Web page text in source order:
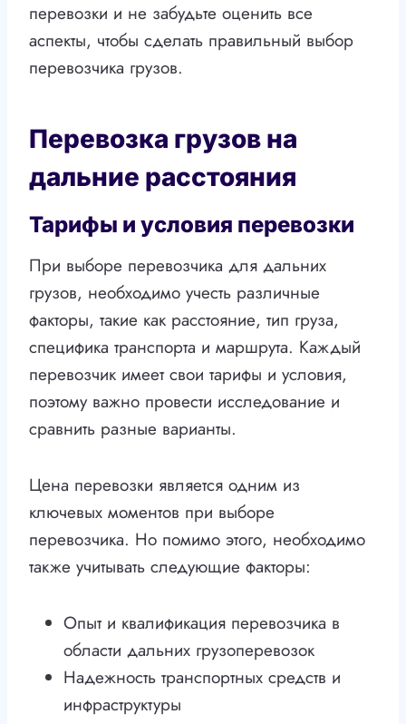
перевозки и не забудьте оценить все
аспекты, чтобы сделать правильный выбор
перевозчика грузов.
Перевозка грузов на
дальние расстояния
Тарифы и условия перевозки
При выборе перевозчика для дальних
грузов, необходимо учесть различные
факторы, такие как расстояние, тип груза,
специфика транспорта и маршрута. Каждый
перевозчик имеет свои тарифы и условия,
поэтому важно провести исследование и
сравнить разные варианты.
Цена перевозки является одним из
ключевых моментов при выборе
перевозчика. Но помимо этого, необходимо
также учитывать следующие факторы:
Опыт и квалификация перевозчика в
области дальних грузоперевозок
Надежность транспортных средств и
инфраструктуры